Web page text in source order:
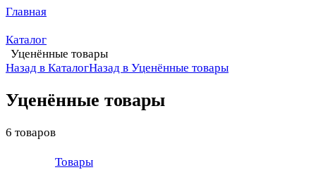
Главная
Каталог
Уценённые товары
Назад в КаталогНазад в Уценённые товары
Уценённые товары
6 товаров
Товары